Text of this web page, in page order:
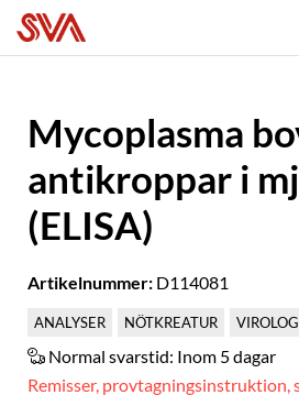
Mycoplasma
antikroppar i
(ELISA)
Artikelnummer: D114081
ANALYSER NÖTKREATUR
Normal svarstid: Inom 5 dagar
Remisser, provtagningsinstruktion,